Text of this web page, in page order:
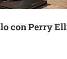
Aerie, texturas